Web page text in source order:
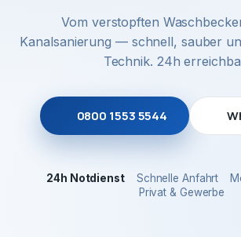
Vom verstopften
Kanalsanierung — schnell, sauber
Technik. 24h
0800 1553 5544
24h Notdienst Schnelle Anfahrt
Privat & Gewerbe